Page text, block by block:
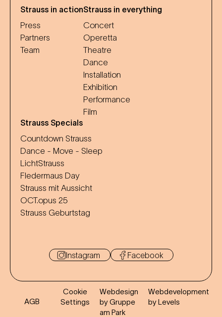
Strauss in action
Press
Partners
Team
Strauss in everything
Concert
Operetta
Theatre
Dance
Installation
Exhibition
Performance
Film
Strauss Specials
Countdown Strauss
Dance - Move - Sleep
LichtStrauss
Fledermaus Day
Strauss mit Aussicht
OCT.opus 25
Strauss Geburtstag
Instagram Facebook
AGB
Cookie
Settings
Webdesign
by Gruppe
am Park
Webdevelopment
by Levels